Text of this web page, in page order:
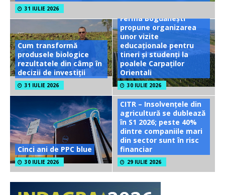
31 IULIE 2026
Cum transformă
produsele biologice
rezultatele din câmp în
decizii de investiții
31 IULIE 2026
Ferma Bogdănești
propune organizarea
unor vizite
educaționale pentru
tineri și studenți la
poalele Carpaților
Orientali
30 IULIE 2026
Cinci ani de PPC blue
30 IULIE 2026
CITR – Insolvențele din
agricultură se dublează
în S1 2026; peste 40%
dintre companiile mari
din sector sunt în risc
financiar
29 IULIE 2026